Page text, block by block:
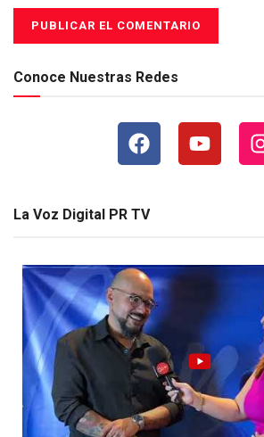
Conoce Nuestras Redes
La Voz Digital PR TV